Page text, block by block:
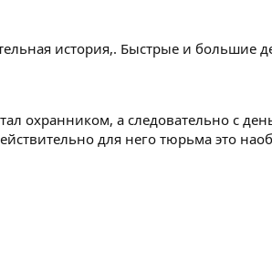
история,. Быстрые и большие
охранником, а следовательно с
для него тюрьма это